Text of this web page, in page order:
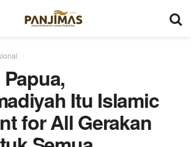
Itu Islamic
for All Gerakan